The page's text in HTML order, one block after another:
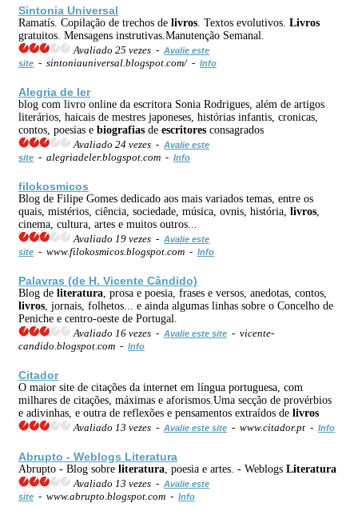
Sintonia Universal
Ramatís. Copilação de trechos de livros . Textos evolutivos. Livros
gratuitos. Mensagens instrutivas.Manutenção Semanal.
Avaliado 25 vezes - Avalie este
site - sintoniauniversal.blogspot.com/ - Info
Alegria de ler
blog com livro online da escritora Sonia Rodrigues, além de artigos
literários, haicais de mestres japoneses, histórias infantis, cronicas,
contos, poesias e biografias de escritores consagrados
Avaliado 24 vezes - Avalie este
site - alegriadeler.blogspot.com - Info
filokosmicos
Blog de Filipe Gomes dedicado aos mais variados temas, entre os
quais, mistérios, ciência, sociedade, música, ovnis, história, livros
cinema, cultura, artes e muitos outros...
Avaliado 19 vezes - Avalie este
site - www.filokosmicos.blogspot.com - Info
Palavras (de H. Vicente Cândido)
Blog de literatura , prosa e poesia, frases e versos, anedotas, contos,
livros , jornais, folhetos... e ainda algumas linhas sobre o Concelho de
Peniche e centro-oeste de Portugal.
Avaliado 16 vezes - Avalie este site - vicente-
candido.blogspot.com - Info
Citador
O maior site de citações da internet em língua portuguesa, com
milhares de citações, máximas e aforismos.Uma secção de provérbios
e adivinhas, e outra de reflexões e pensamentos extraídos de livros
Avaliado 13 vezes - Avalie este site - www.citador.pt - Info
Abrupto - Weblogs Literatura
Abrupto - Blog sobre literatura , poesia e artes. - Weblogs Literatura
Avaliado 13 vezes - Avalie este
site - www.abrupto.blogspot.com - Info